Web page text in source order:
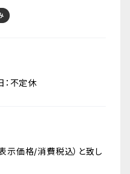
不定休
示価格/消費税込）と致し